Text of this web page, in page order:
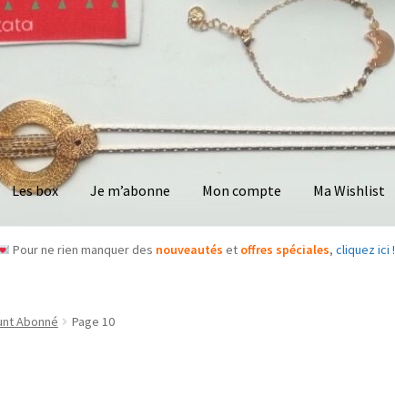
Les box Je m’abonne Mon compte Ma Wishlist
Pour ne rien manquer des nouveautés et offres spéciales, cliquez ici !
Abonné Page 10